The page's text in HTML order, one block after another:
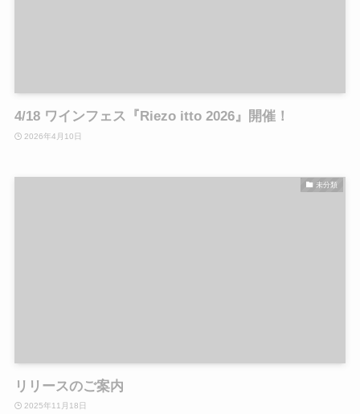
4/18 ワインフェス『Riezo itto 2026』開催！
2026年4月10日
未分類
リリースのご案内
2025年11月18日